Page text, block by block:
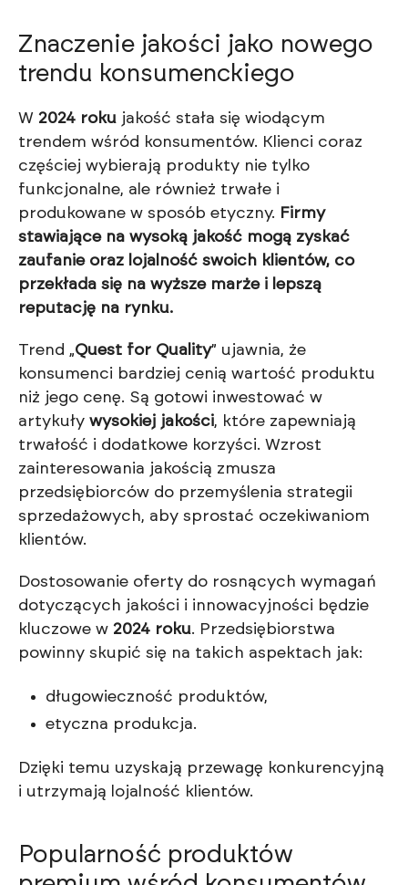
Znaczenie jakości jako nowego
trendu konsumenckiego
W 2024 roku jakość stała się wiodącym
trendem wśród konsumentów. Klienci coraz
częściej wybierają produkty nie tylko
funkcjonalne, ale również trwałe i
produkowane w sposób etyczny. Firmy
stawiające na wysoką jakość mogą zyskać
zaufanie oraz lojalność swoich klientów, co
przekłada się na wyższe marże i lepszą
reputację na rynku.
Trend „Quest for Quality” ujawnia, że
konsumenci bardziej cenią wartość produktu
niż jego cenę. Są gotowi inwestować w
artykuły wysokiej jakości, które zapewniają
trwałość i dodatkowe korzyści. Wzrost
zainteresowania jakością zmusza
przedsiębiorców do przemyślenia strategii
sprzedażowych, aby sprostać oczekiwaniom
klientów.
Dostosowanie oferty do rosnących wymagań
dotyczących jakości i innowacyjności będzie
kluczowe w 2024 roku. Przedsiębiorstwa
powinny skupić się na takich aspektach jak:
długowieczność produktów,
etyczna produkcja.
Dzięki temu uzyskają przewagę konkurencyjną
i utrzymają lojalność klientów.
Popularność produktów